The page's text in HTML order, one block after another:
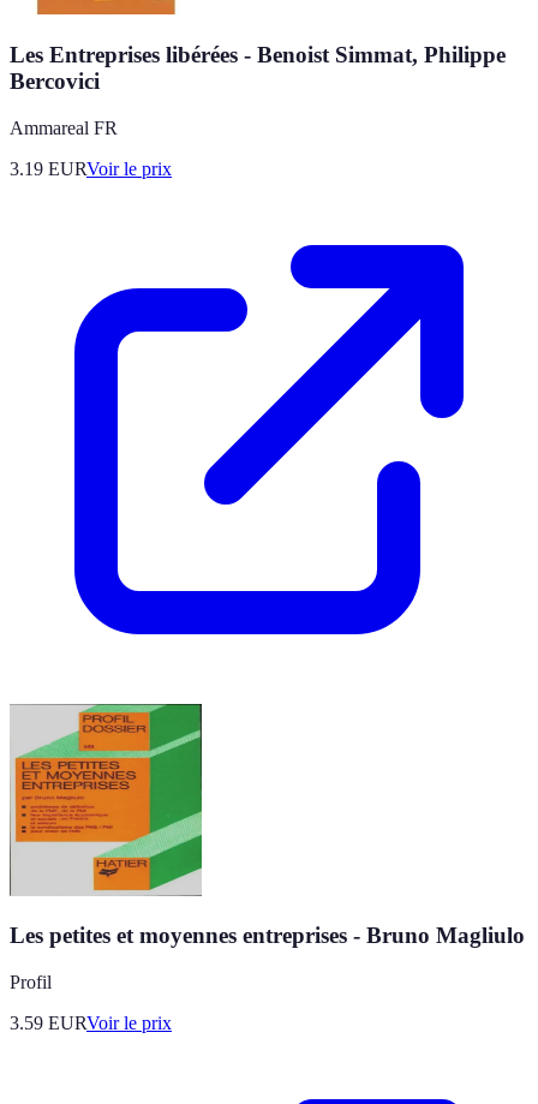
Les Entreprises libérées - Benoist Simmat, Philippe
Bercovici
Ammareal FR
3.19 EURVoir le prix
Les petites et moyennes entreprises - Bruno Magliulo
Profil
3.59 EURVoir le prix